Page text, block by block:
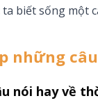
biết sống một
những
nói hay về